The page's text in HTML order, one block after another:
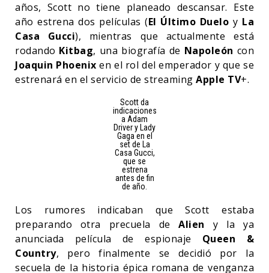
años, Scott no tiene planeado descansar. Este
año estrena dos películas (El Último Duelo y La
Casa Gucci), mientras que actualmente está
rodando Kitbag, una biografía de Napoleón con
Joaquin Phoenix en el rol del emperador y que se
estrenará en el servicio de streaming Apple TV+.
Scott da
indicaciones
a Adam
Driver y Lady
Gaga en el
set de La
Casa Gucci,
que se
estrena
antes de fin
de año.
Los rumores indicaban que Scott estaba
preparando otra precuela deAlien y la ya
anunciada película de espionaje Queen &
Country, pero finalmente se decidió por la
secuela de la historia épica romana de venganza